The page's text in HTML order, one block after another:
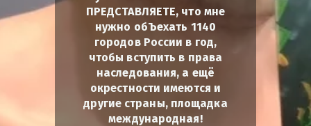
ПРЕДСТАВЛЯЕТЕ, что мне
нужно обЪехать 1140
городов России в год,
чтобы вступить в права
наследования, а ещё
окрестности имеются и
другие страны, площадка
международная!